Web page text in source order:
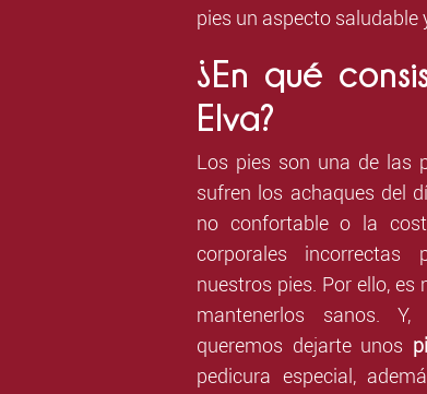
pies un aspecto saludable
¿En qué
Elva?
Los pies son una de las
sufren los achaques del
no confortable o la
corporales
nuestros pies. Por ello,
mantenerlos sanos.
queremos dejarte unos
pedicura especial,